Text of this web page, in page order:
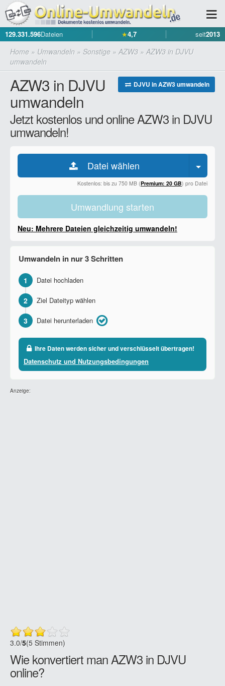
129.331.596Dateien ★4,7 seit2013
Home » Umwandeln » Sonstige » AZW3 » AZW3 in DJVU
umwandeln
DJVU in AZW3 umwandeln
AZW3 in DJVU
umwandeln
Jetzt kostenlos und online AZW3 in DJVU
umwandeln!
Datei wählen
Kostenlos: bis zu 750 MB (Premium: 20 GB) pro Datei
Umwandlung starten
Neu: Mehrere Dateien gleichzeitig umwandeln!
Umwandeln in nur 3 Schritten
1 Datei hochladen
2 Ziel Dateityp wählen
3 Datei herunterladen
Ihre Daten werden sicher und verschlüsselt übertragen!
Datenschutz und Nutzungsbedingungen
Anzeige:
3.0/5(5 Stimmen)
Wie konvertiert man AZW3 in DJVU
online?